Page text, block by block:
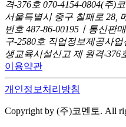
격-376호 070-4154-0804(주)
서울특별시 중구 칠패로 28,
번호 487-86-00195ㅣ통신판
구-2580호 직업정보제공사업
생교육시설신고 제 원격-376
이용약관
개인정보처리방침
Copyright by (주)코멘토. All